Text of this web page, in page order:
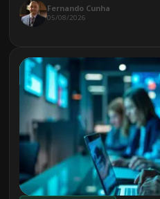
Fernando Cunha
05/08/2026